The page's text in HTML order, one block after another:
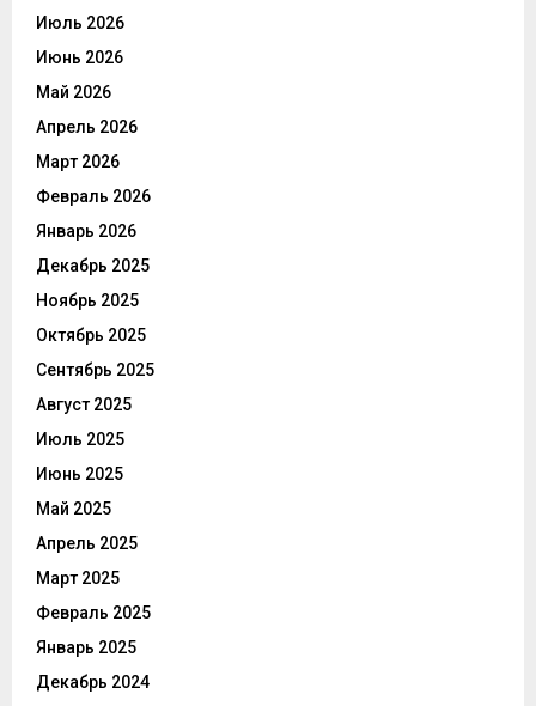
Июль 2026
Июнь 2026
Май 2026
Апрель 2026
Март 2026
Февраль 2026
Январь 2026
Декабрь 2025
Ноябрь 2025
Октябрь 2025
Сентябрь 2025
Август 2025
Июль 2025
Июнь 2025
Май 2025
Апрель 2025
Март 2025
Февраль 2025
Январь 2025
Декабрь 2024